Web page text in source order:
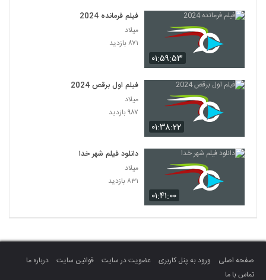
۰۱:۵۹:۵۳
فیلم فرمانده 2024
میلاد
۸۷۱ بازدید
۰۱:۳۸:۲۲
فیلم اول برقص 2024
میلاد
۹۸۷ بازدید
۰۱:۴۱:۰۰
دانلود فیلم شهر خدا
میلاد
۸۳۱ بازدید
صفحه اصلی ورود به پنل کاربری عضویت در سایت قوانین سایت
درباره ما
تماس با ما